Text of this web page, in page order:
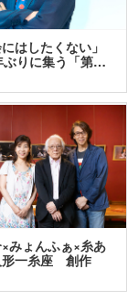
にはしたくない」
りに集う「第…
みょんふぁ×糸あ
形一糸座 創作